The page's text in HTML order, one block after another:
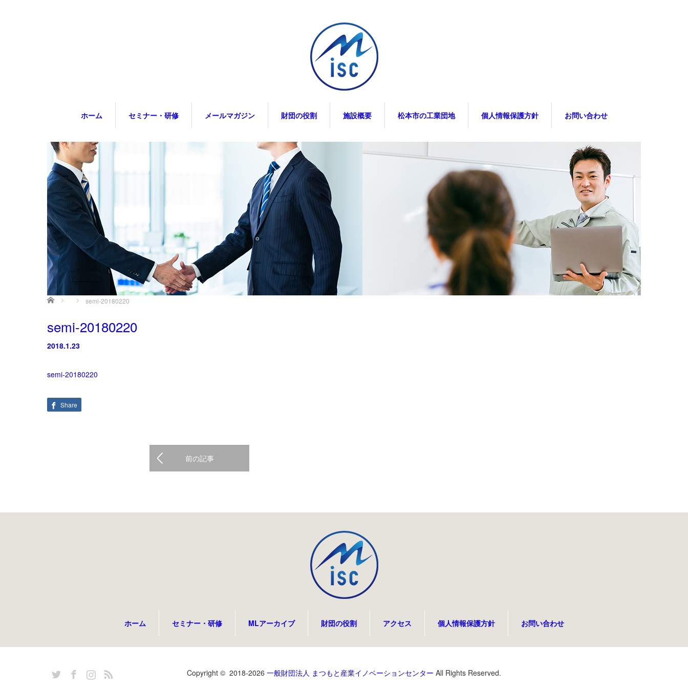
ホーム セミナー・研修 メールマガジン 財団の役割 施設概要 松本市の工業団地 個人情報保護方針 お問い合わせ
ホーム semi-20180220
semi-20180220
2018.1.23
semi-20180220
Share
前の記事
ホーム セミナー・研修 MLアーカイブ 財団の役割 アクセス 個人情報保護方針 お問い合わせ
Twitter FacebookInstagram Copyright © 2018-2026 一般財団法人 まつもと産業イノベーションセンター All Rights Reserved.